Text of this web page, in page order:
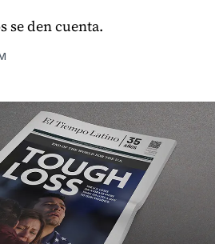
se den cuenta.